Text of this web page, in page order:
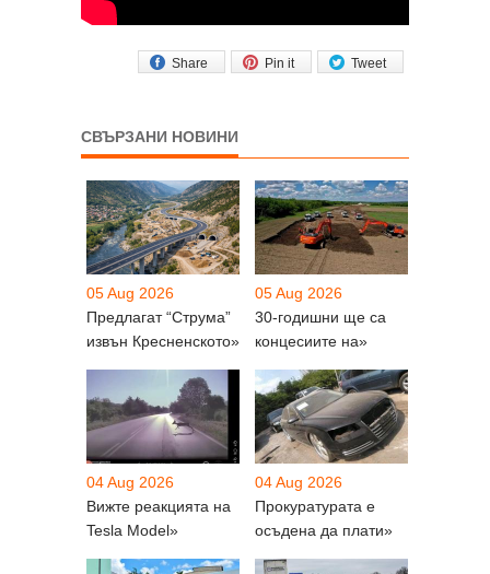
Tweet
Pin it
Share
СВЪРЗАНИ НОВИНИ
05 Aug 2026
Предлагат “Струма”
извън Кресненското»
05 Aug 2026
30-годишни ще са
концесиите на»
04 Aug 2026
Вижте реакцията на
Tesla Model»
04 Aug 2026
Прокуратурата е
осъдена да плати»